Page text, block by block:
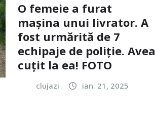
O femeie a furat
mașina unui livrator. A
fost urmărită de 7
echipaje de poliție. Avea
cuțit la ea! FOTO
clujazi
ian. 21, 2025